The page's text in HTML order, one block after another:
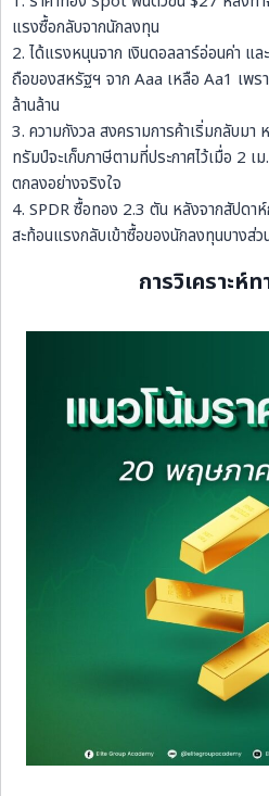
แรงซื้อกลับจากนักลงทุน
2. ได้แรงหนุนจาก เงินดอลลาร์อ่อนค่า แ
ถือของสหรัฐฯ จาก Aaa เหลือ Aa1 เพ
ล้านล้าน
3. ความกังวล สงครามการค้าเริ่มกลับม
ทรัมป์จะเก็บภาษีตามที่ประกาศไว้เมื่อ 2 เ
ตกลงอย่างจริงใจ
4. SPDR ซื้อทอง 2.3 ตัน หลังจากสัปด
สะท้อนแรงกลับเข้าซื้อของนักลงทุนบางส่ว
การวิเคราะห์